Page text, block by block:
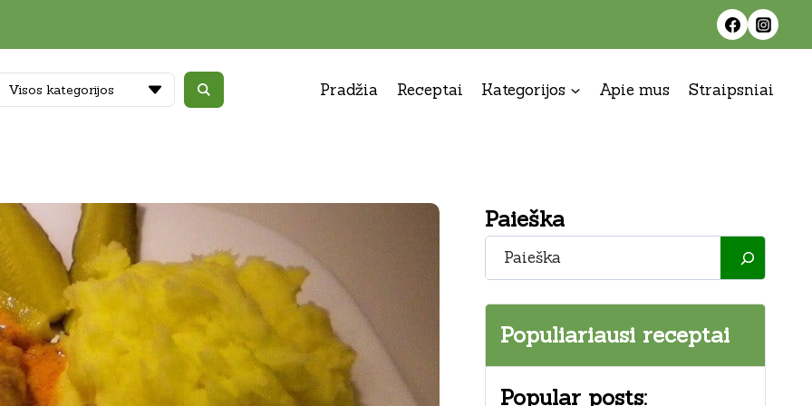
Visos kategorijos Pradžia Receptai Kategorijos Apie mus Straipsniai
Paieška
Paieška
Populiariausi receptai
Popular posts: